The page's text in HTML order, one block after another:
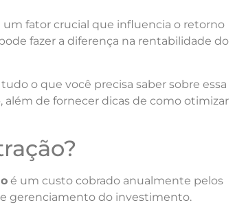
fator crucial que influencia o retorno
fazer a diferença na rentabilidade do
o que você precisa saber sobre essa
de fornecer dicas de como otimizar
é um custo cobrado anualmente pelos
gerenciamento do investimento.